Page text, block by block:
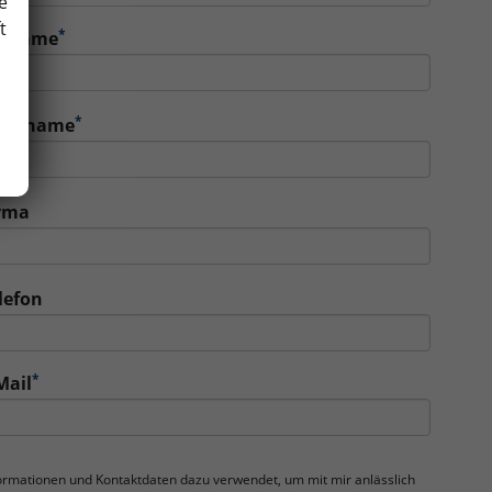
*
*
*
und Kontaktdaten dazu verwendet, um mit mir anlässlich